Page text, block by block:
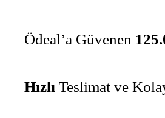
Ödeal’a Güvenen
Hızlı Teslimat ve